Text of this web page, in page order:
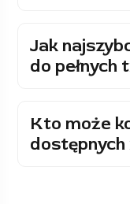
Jak
do pełnych
Kto może
dostępnych